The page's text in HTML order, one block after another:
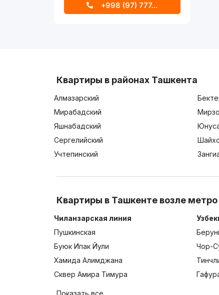
+998 (97) 777...
Квартиры в районах Ташкента
Алмазарский
Мирабадский
Яшнабадский
Сергелийский
Учтепинский
Квартиры в Ташкенте возле метро
Чиланзарская линия
Пушкинская
Буюк Ипак Йули
Хамида Алимджана
Сквер Амира Тимура
Чор-